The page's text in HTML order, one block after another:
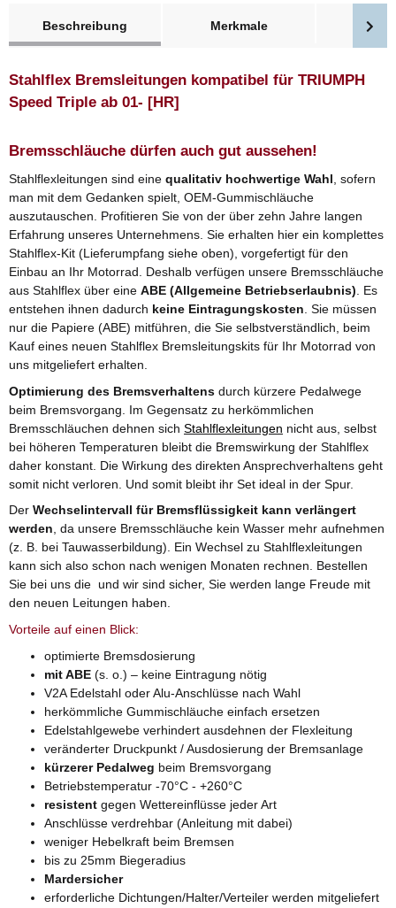
Beschreibung
Merkmale
Stahlflex Bremsleitungen kompatibel für TRIUMPH
Speed Triple ab 01- [HR]
Bremsschläuche dürfen auch gut aussehen!
Stahlflexleitungen sind eine qualitativ hochwertige Wahl , sofern
man mit dem Gedanken spielt, OEM-Gummischläuche
auszutauschen. Profitieren Sie von der über zehn Jahre langen
Erfahrung unseres Unternehmens. Sie erhalten hier ein komplettes
Stahlflex-Kit (Lieferumpfang siehe oben), vorgefertigt für den
Einbau an Ihr Motorrad. Deshalb verfügen unsere Bremsschläuche
aus Stahlflex über eine ABE (Allgemeine Betriebserlaubnis) . Es
entstehen ihnen dadurch keine Eintragungskosten . Sie müssen
nur die Papiere (ABE) mitführen, die Sie selbstverständlich, beim
Kauf eines neuen Stahlflex Bremsleitungskits für Ihr Motorrad von
uns mitgeliefert erhalten.
Optimierung des Bremsverhaltens durch kürzere Pedalwege
beim Bremsvorgang. Im Gegensatz zu herkömmlichen
Bremsschläuchen dehnen sich Stahlflexleitungen nicht aus, selbst
bei höheren Temperaturen bleibt die Bremswirkung der Stahlflex
daher konstant. Die Wirkung des direkten Ansprechverhaltens geht
somit nicht verloren. Und somit bleibt ihr Set ideal in der Spur.
Der Wechselintervall für Bremsflüssigkeit kann verlängert
werden, da unsere Bremsschläuche kein Wasser mehr aufnehmen
(z. B. bei Tauwasserbildung). Ein Wechsel zu Stahlflexleitungen
kann sich also schon nach wenigen Monaten rechnen. Bestellen
Sie bei uns die und wir sind sicher, Sie werden lange Freude mit
den neuen Leitungen haben.
Vorteile auf einen Blick:
optimierte Bremsdosierung
mit ABE (s. o.) – keine Eintragung nötig
V2A Edelstahl oder Alu-Anschlüsse nach Wahl
herkömmliche Gummischläuche einfach ersetzen
Edelstahlgewebe verhindert ausdehnen der Flexleitung
veränderter Druckpunkt / Ausdosierung der Bremsanlage
kürzerer Pedalweg beim Bremsvorgang
Betriebstemperatur -70°C - +260°C
resistent gegen Wettereinflüsse jeder Art
Anschlüsse verdrehbar (Anleitung mit dabei)
weniger Hebelkraft beim Bremsen
bis zu 25mm Biegeradius
Mardersicher
erforderliche Dichtungen/Halter/Verteiler werden mitgeliefert